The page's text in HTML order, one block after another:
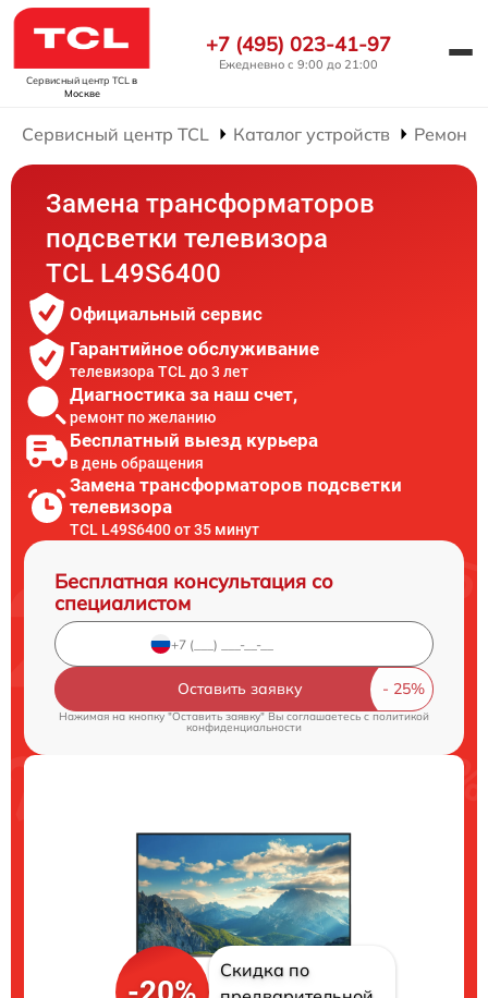
Сервисный центр TCL в
Москве
+7 (495) 023-41-97
Ежедневно с 9:00 до 21:00
Сервисный центр TCL Каталог устройств Ремонт
Замена трансформаторов
подсветки телевизора
TCL L49S6400
Официальный сервис
Гарантийное обслуживание
телевизора TCL до 3 лет
Диагностика за наш счет,
ремонт по желанию
Бесплатный выезд курьера
в день обращения
Замена трансформаторов подсветки
телевизора
TCL L49S6400 от 35 минут
Бесплатная консультация со
специалистом
Оставить заявку
Нажимая на кнопку "Оставить заявку" Вы соглашаетесь cполитикой
конфиденциальности
Скидка по